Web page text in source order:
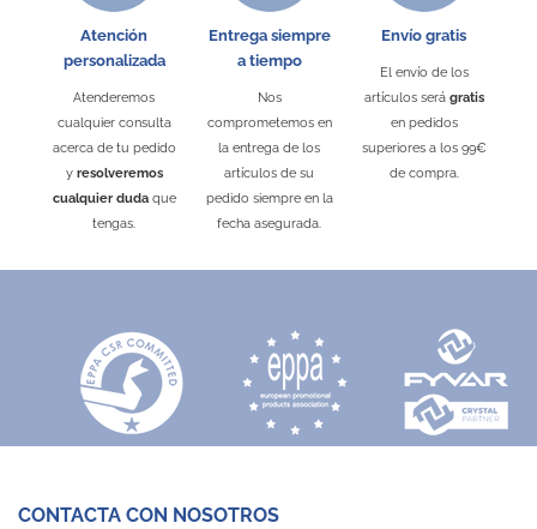
Puedes encontrarlo en: Agendas Semana Vista
Atención
personalizada
Atenderemos
cualquier consulta
acerca de tu pedido
y resolveremos
cualquier dudaque
tengas.
Entrega siempre
a tiempo
Nos
comprometemos en
la entrega de los
artículos de su
pedido siempre en la
fecha asegurada.
Envío gratis
El envío de los
artículos será gratis
en pedidos
superiores a los 99€
de compra.
CONTACTA CON NOSOTROS